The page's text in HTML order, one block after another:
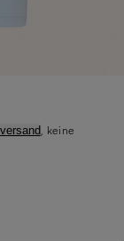
, keine